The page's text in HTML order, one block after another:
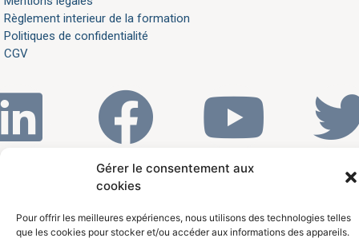
Gérer le consentement aux
cookies
Pour offrir les meilleures expériences, nous utilisons des technologies telles
que les cookies pour stocker et/ou accéder aux informations des appareils.
Règlement interieur de la formation
Politiques de confidentialité
CGV
S’ABONNER À LA NEWSLETTER